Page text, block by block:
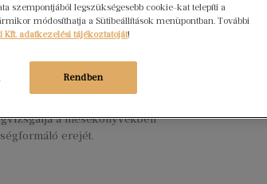
azonosulni” –
példaképekről
a mesekönyvekben
erejét.
szempontjából legszükségesebb cookie-kat telepíti a
módosíthatja a Sütibeállítások menüpontban. További
adatkezelési tájékoztatóját!
Rendben